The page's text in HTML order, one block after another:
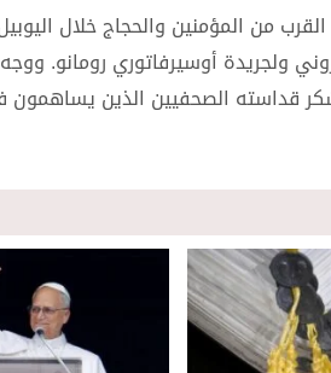
من المؤمنين والحجاج خلال
ولجريدة أوسيرفاتوري رومانو. ووجه
قداسته الصحفيين الذين